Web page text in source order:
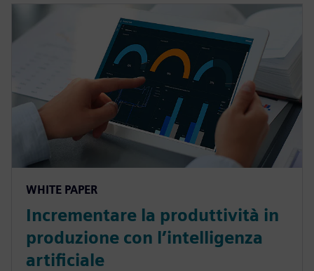
WHITE PAPER
Incrementare la produttività in
produzione con l’intelligenza
artificiale